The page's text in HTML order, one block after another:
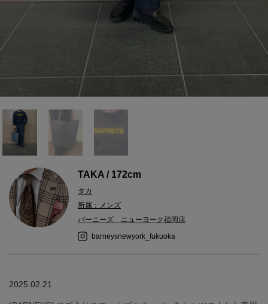
TAKA / 172cm
タカ
所属：メンズ
バーニーズ ニューヨーク福岡店
barneysnewyork_fukuoka
2025.02.21